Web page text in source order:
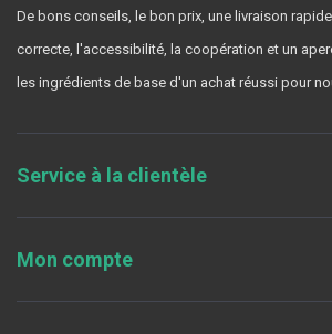
De bons conseils, le bon prix, une livraison
correcte, l'accessibilité, la coopération et un
les ingrédients de base d'un achat réussi pour
Service à la clientèle
Mon compte